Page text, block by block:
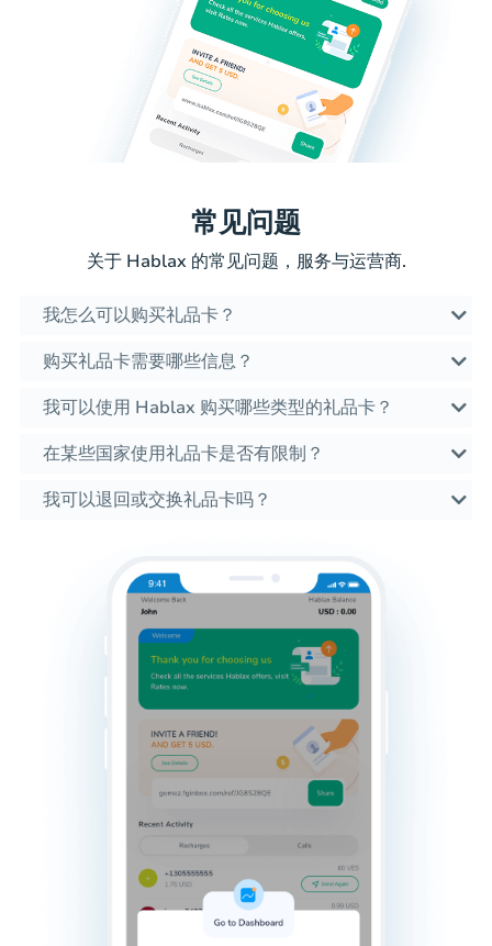
常见问题
关于 Hablax 的常见问题，服务与运营商.
我怎么可以购买礼品卡？
购买礼品卡需要哪些信息？
我可以使用 Hablax 购买哪些类型的礼品卡？
在某些国家使用礼品卡是否有限制？
我可以退回或交换礼品卡吗？